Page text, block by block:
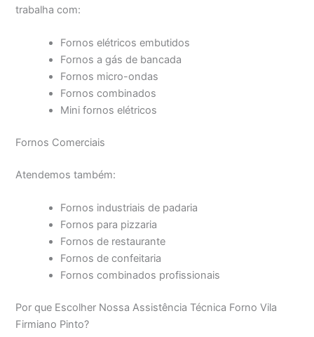
trabalha com:
Fornos elétricos embutidos
Fornos a gás de bancada
Fornos micro-ondas
Fornos combinados
Mini fornos elétricos
Fornos Comerciais
Atendemos também:
Fornos industriais de padaria
Fornos para pizzaria
Fornos de restaurante
Fornos de confeitaria
Fornos combinados profissionais
Por que Escolher Nossa Assistência Técnica Forno Vila
Firmiano Pinto?